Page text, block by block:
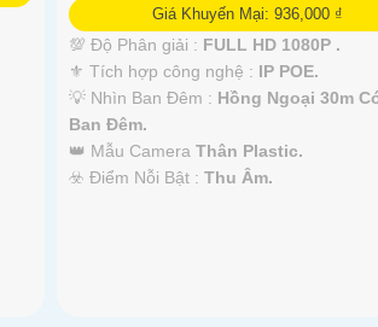
Giá Khuyến Mại: 936,000 ₫
💯 Độ Phân giải : FULL HD 1080P .
⚜️ Tích hợp công nghệ : IP POE.
💡 Nhìn Ban Đêm : Hồng Ngoại 30m
Ban Ðêm.
👑 Mẫu CameraThân Plastic.
️☣️ Điểm Nỗi Bật :Thu Âm.